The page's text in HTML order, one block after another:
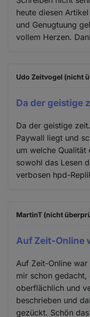
heute diesen
und Genugtuung
vollem Herzen.
Udo Zeitvogel (nicht
Da der geistige
Da der geistige
Paywall liegt und
um welche
sowohl das Lesen
verbosen hpd-
MartinT (nicht
Auf Zeit-Online
Auf Zeit-Online
mir schon
oberflächlich und
beschrieben und
gezückt. Schön